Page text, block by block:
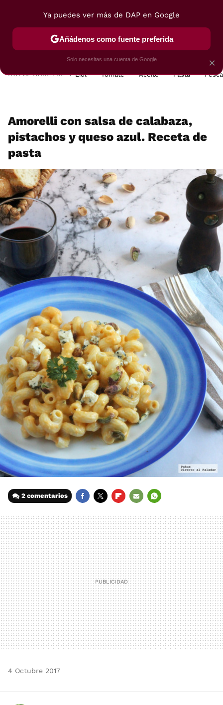
POSTRES VIAJES SELECCIÓN VEGUI
HOY SE HABLA DE Lidl Tomate Aceite Pasta
Amorelli con salsa de calabaza,
pistachos y queso azul. Receta de
pasta
2 comentarios
MAIL
4 Octubre 2017
×
Ya puedes ver más de DAP en Google
Añádenos como fuente preferida
Solo necesitas una cuenta de Google